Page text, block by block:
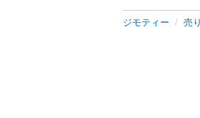
ジモティー 売